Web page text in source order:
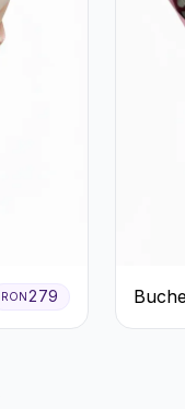
RON279
și